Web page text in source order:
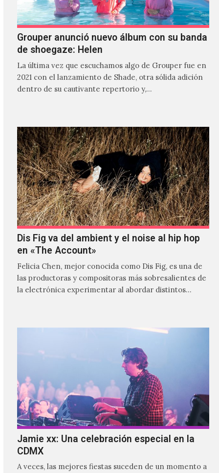
Grouper anunció nuevo álbum con su banda
de shoegaze: Helen
La última vez que escuchamos algo de Grouper fue en
2021 con el lanzamiento de Shade, otra sólida adición
dentro de su cautivante repertorio y,…
Dis Fig va del ambient y el noise al hip hop
en «The Account»
Felicia Chen, mejor conocida como Dis Fig, es una de
las productoras y compositoras más sobresalientes de
la electrónica experimentar al abordar distintos
Jamie xx: Una celebración especial en la
CDMX
A veces, las mejores fiestas suceden de un momento a